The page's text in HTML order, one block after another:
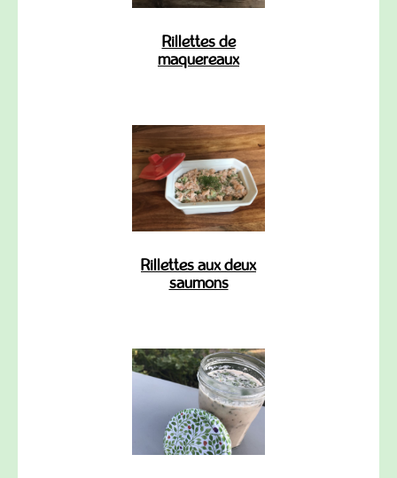
Rillettes de
maquereaux
Rillettes aux deux
saumons